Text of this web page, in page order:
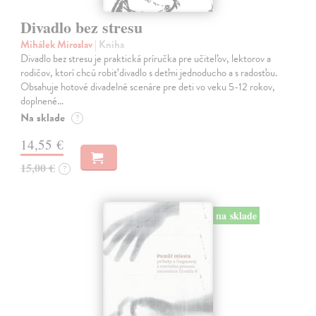
Divadlo bez stresu
Mihálek Miroslav| Kniha
Divadlo bez stresu je praktická príručka pre učiteľov, lektorov a
rodičov, ktorí chcú robiť divadlo s deťmi jednoducho a s radosťou.
Obsahuje hotové divadelné scenáre pre deti vo veku 5-12 rokov,
doplnené…
Na sklade ?
14,55 €
15,00 € ?
na sklade